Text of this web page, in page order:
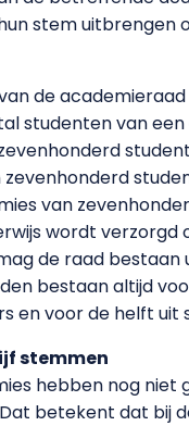
stem uitbrengen
de
studenten van een
zevenhonderd
van
wordt verzorgd
de raad bestaan
bestaan altijd
en voor de helft uit
stemmen
hebben nog niet
betekent dat bij